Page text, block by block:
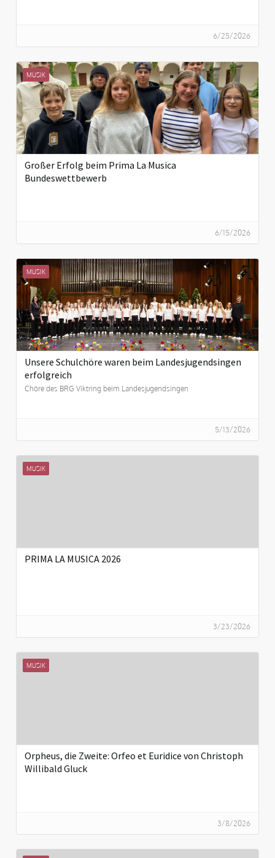
6/25/2026
MUSIK
Großer Erfolg beim Prima La Musica
Bundeswettbewerb
6/15/2026
MUSIK
Unsere Schulchöre waren beim Landesjugendsingen
erfolgreich
Chöre des BRG Viktring beim Landesjugendsingen
5/13/2026
MUSIK
PRIMA LA MUSICA 2026
3/23/2026
MUSIK
Orpheus, die Zweite: Orfeo et Euridice von Christoph
Willibald Gluck
3/8/2026